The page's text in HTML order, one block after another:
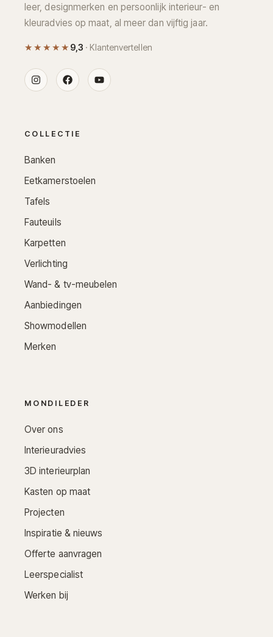
leer, designmerken en persoonlijk interieur- en
kleuradvies op maat, al meer dan vijftig jaar.
★★★★★ 9,3 · Klantenvertellen
COLLECTIE
Banken
Eetkamerstoelen
Tafels
Fauteuils
Karpetten
Verlichting
Wand- & tv-meubelen
Aanbiedingen
Showmodellen
Merken
MONDILEDER
Over ons
Interieuradvies
3D interieurplan
Kasten op maat
Projecten
Inspiratie & nieuws
Offerte aanvragen
Leerspecialist
Werken bij